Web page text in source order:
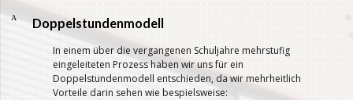
A Doppelstundenmodell
In einem über die vergangenen Schuljahre mehrstufig
eingeleiteten Prozess haben wir uns für ein
Doppelstundenmodell entschieden, da wir mehrheitlich
Vorteile darin sehen wie bespielsweise: